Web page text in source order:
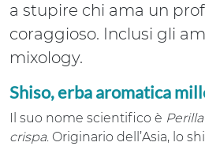
a stupire chi ama un
coraggioso. Inclusi gli
mixology.
Shiso, erba aromatica
Il suo nome scientifico è
crispa. Originario dell’Asia, lo